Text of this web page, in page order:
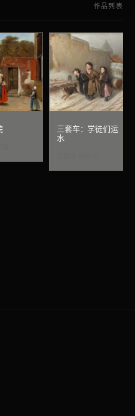
作品列表
三套车：学徒们运
水